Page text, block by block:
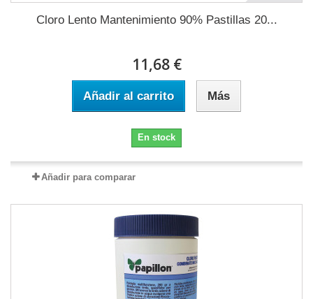
Cloro Lento Mantenimiento 90% Pastillas 20...
11,68 €
Añadir al carrito Más
En stock
Añadir para comparar